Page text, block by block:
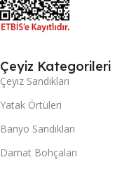
Çeyiz Kategorileri
Çeyiz Sandıkları
Yatak Örtüleri
Banyo Sandıkları
Damat Bohçaları